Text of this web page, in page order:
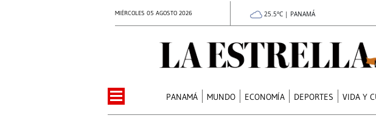
MIÉRCOLES 05 AGOSTO 2026 25.5°C | PANAMÁ
PANAMÁ MUNDO ECONOMÍA DEPORTES VIDA Y